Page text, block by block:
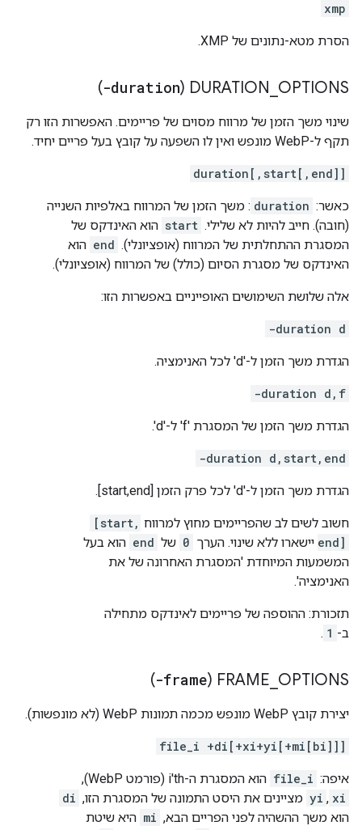
xmp
הסרת מטא-נתונים של XMP.
DURATION OPTIONS (
-duration
)
שינוי משך הזמן של מרווח מסוים של פריימים. האפשרות הזו רק
תקף ל-WebP מונפש ואין לו השפעה על קובץ בעל פריים יחיד.
duration[,start[,end]]
כאשר: duration : משך הזמן של המרווח באלפיות השנייה
(חובה). חייב להיות לא שלילי. start הוא האינדקס של
המסגרת ההתחלתית של המרווח (אופציונלי). end הוא
האינדקס של מסגרת הסיום (כולל) של המרווח (אופציונלי).
אלה שלושת השימושים האופייניים באפשרות הזו:
-duration d
הגדרת משך הזמן ל-'d' לכל האנימציה.
-duration d,f
הגדרת משך הזמן של המסגרת 'f' ל-'d'.
-duration d,start,end
הגדרת משך הזמן ל-'d' לכל פרק הזמן [start,end].
חשוב לשים לב שהפריימים מחוץ למרווח [start,
end] יישארו ללא שינוי. הערך 0 של end הוא בעל
המשמעות המיוחדת 'המסגרת האחרונה של את
האנימציה'.
תזכורת: ההוספה של פריימים לאינדקס מתחילה
ב- 1
.
FRAME OPTIONS (
-frame
)
יצירת קובץ WebP מונפש מכמה תמונות WebP (לא מונפשות).
file_i +di[+xi+yi[+mi[bi]]]
איפה: file_i הוא המסגרת ה-i'th (פורמט WebP),
xi
,
yi מציינים את היסט התמונה של המסגרת הזו, di
הוא משך ההשהיה לפני הפריים הבא, mi היא שיטת